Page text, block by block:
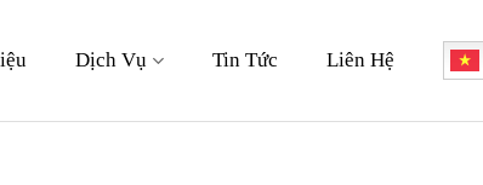
Dịch Vụ Tin Tức Liên Hệ